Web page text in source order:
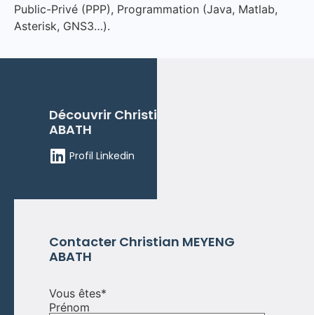
Public-Privé (PPP), Programmation (Java, Matlab,
Asterisk, GNS3…).
Découvrir Christian MEYENG
ABATH
Profil Linkedin
Contacter Christian MEYENG
ABATH
Vous êtes*
Prénom